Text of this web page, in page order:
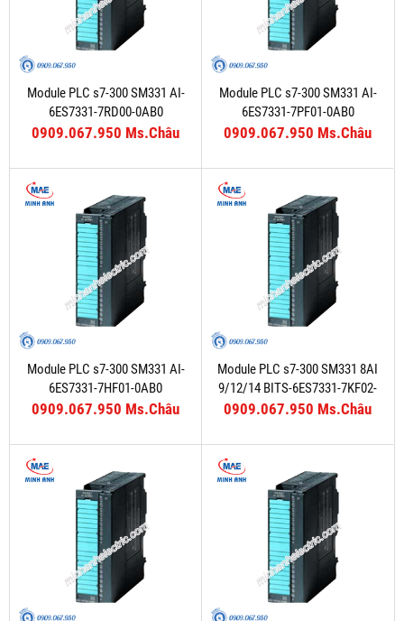
Module PLC s7-300 SM331 AI-
6ES7331-7RD00-0AB0
0909.067.950 Ms.Châu
Module PLC s7-300 SM331 AI-
6ES7331-7PF01-0AB0
0909.067.950 Ms.Châu
Module PLC s7-300 SM331 AI-
6ES7331-7HF01-0AB0
0909.067.950 Ms.Châu
Module PLC s7-300 SM331 8AI
9/12/14 BITS-6ES7331-7KF02-
0AB0
0909.067.950 Ms.Châu